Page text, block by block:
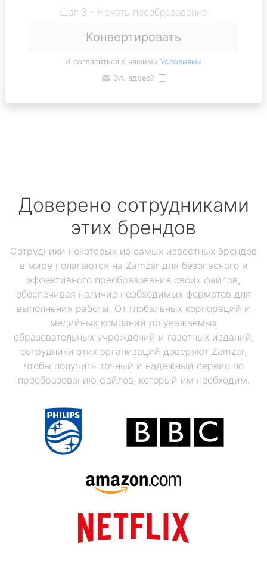
Шаг 3 - Начать преобразование
Конвертировать
И согласиться с нашими Условиями
Эл. адрес?
Доверено сотрудниками
этих брендов
Сотрудники некоторых из самых известных брендов
в мире полагаются на Zamzar для безопасного и
эффективного преобразования своих файлов,
обеспечивая наличие необходимых форматов для
выполнения работы. От глобальных корпораций и
медийных компаний до уважаемых
образовательных учреждений и газетных изданий,
сотрудники этих организаций доверяют Zamzar,
чтобы получить точный и надежный сервис по
преобразованию файлов, который им необходим.